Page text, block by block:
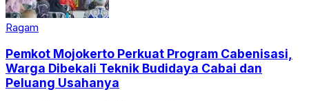
Ragam
Pemkot Mojokerto Perkuat Program Cabenisasi,
Warga Dibekali Teknik Budidaya Cabai dan
Peluang Usahanya